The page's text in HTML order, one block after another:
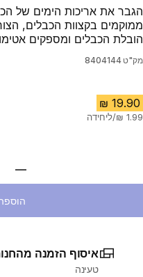
הגבר את אריכות הימים של
ממוקמים בקצוות הכבלים,
הובלת הכבלים ומספקים
מק"ט 8404144
איסוף הזמנה
טעינה